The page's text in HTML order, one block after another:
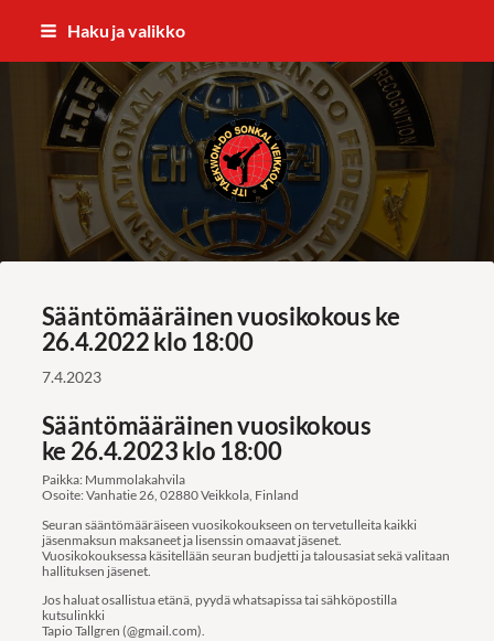
sivun
Haku ja valikko
ITF Taekwon-do Sonkal Veikkola
Sääntömääräinen vuosikokous ke
26.4.2022 klo 18:00
7.4.2023
Sääntömääräinen vuosikokous
ke 26.4.2023 klo 18:00
Paikka: Mummolakahvila
Osoite: Vanhatie 26, 02880 Veikkola, Finland
Seuran sääntömääräiseen vuosikokoukseen on tervetulleita kaikki
jäsenmaksun maksaneet ja lisenssin omaavat jäsenet.
Vuosikokouksessa käsitellään seuran budjetti ja talousasiat sekä valitaan
hallituksen jäsenet.
Jos haluat osallistua etänä, pyydä whatsapissa tai sähköpostilla
kutsulinkki
Tapio Tallgren (@gmail.com).